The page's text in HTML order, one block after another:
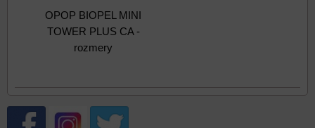
OPOP BIOPEL MINI
TOWER PLUS CA -
rozmery